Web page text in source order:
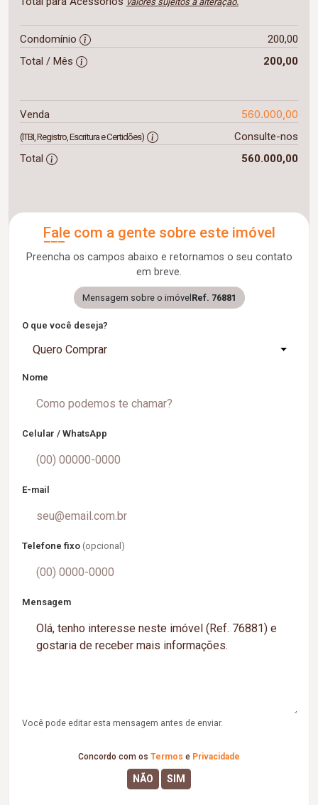
Condomínio
200,00
Total / Mês
200,00
Venda 560.000,00
(ITBI, Registro, Escritura e Certidões)
Consulte-nos
Total
560.000,00
Fale com a gente sobre este imóvel
Preencha os campos abaixo e retornamos o seu contato
em breve.
Mensagem sobre o imóvel Ref. 76881
O que você deseja?
Quero Comprar
Nome
Celular / WhatsApp
E-mail
Telefone fixo (opcional)
Mensagem
Você pode editar esta mensagem antes de enviar.
Concordo com os Termos e Privacidade